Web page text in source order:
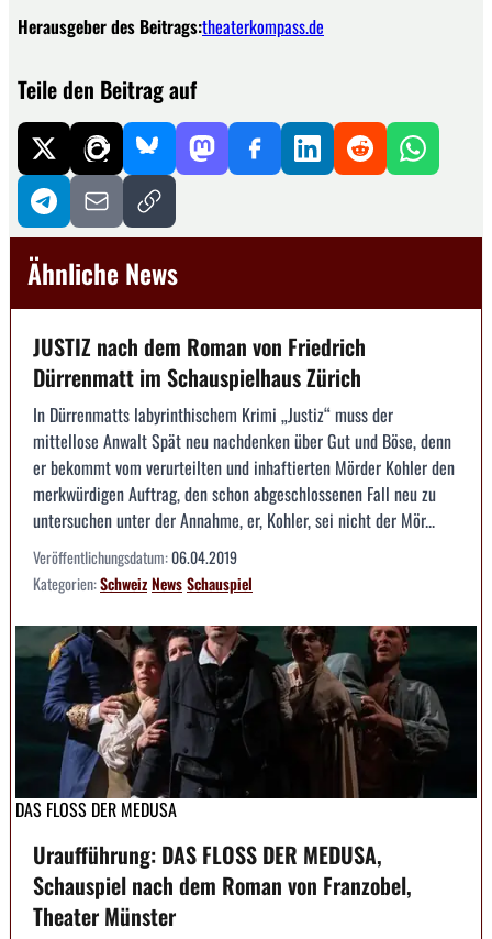
Herausgeber des Beitrags:theaterkompass.de
Teile den Beitrag auf
Ähnliche News
JUSTIZ nach dem Roman von Friedrich
Dürrenmatt im Schauspielhaus Zürich
In Dürrenmatts labyrinthischem Krimi „Justiz“ muss der
mittellose Anwalt Spät neu nachdenken über Gut und Böse, denn
er bekommt vom verurteilten und inhaftierten Mörder Kohler den
merkwürdigen Auftrag, den schon abgeschlossenen Fall neu zu
untersuchen unter der Annahme, er, Kohler, sei nicht der Mör...
Veröffentlichungsdatum:06.04.2019
Kategorien:SchweizNewsSchauspiel
DAS FLOSS DER MEDUSA
Uraufführung: DAS FLOSS DER MEDUSA,
Schauspiel nach dem Roman von Franzobel,
Theater Münster